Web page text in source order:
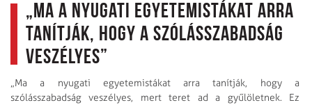
„Ma a nyugati egyetemistákat arra
tanítják, hogy a szólásszabadság
veszélyes”
„Ma a nyugati egyetemistákat arra tanítják, hogy a
szólásszabadság veszélyes, mert teret ad a gyűlöletnek. Ez